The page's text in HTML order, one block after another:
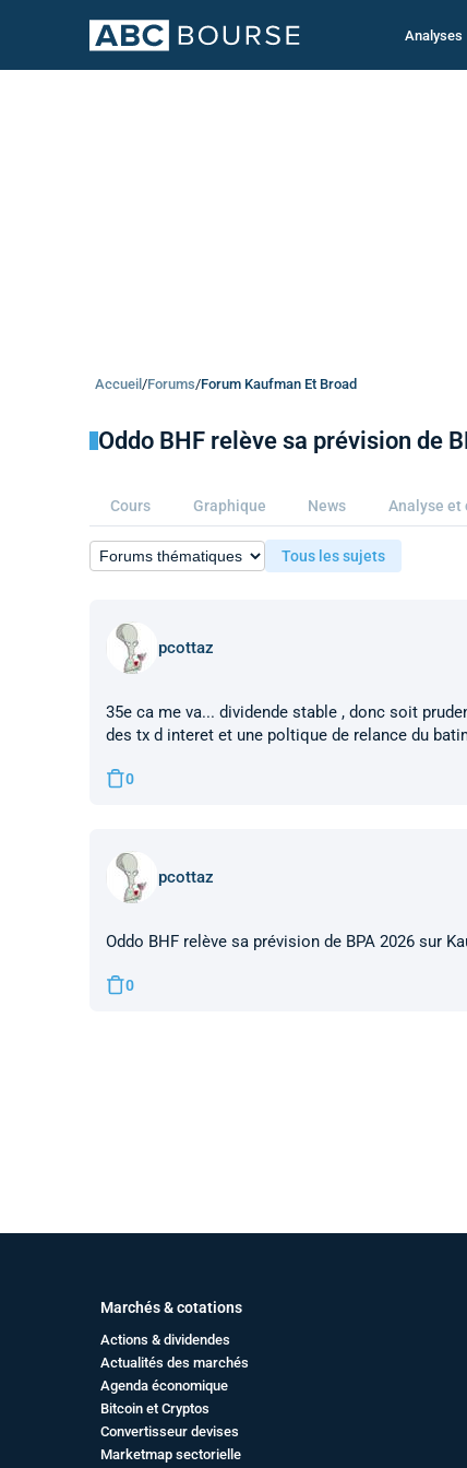
Analyses
Accueil /Forums/Forum Kaufman Et Broad
Oddo BHF relève sa prévision de
Cours Graphique News Analyse et
Tous les sujets
pcottaz
35e ca me va... dividende stable , donc soit
des tx d interet et une poltique de relance du
0
pcottaz
Oddo BHF relève sa prévision de BPA 2026 sur
0
Marchés & cotations
Actions & dividendes
Actualités des marchés
Agenda économique
Bitcoin et Cryptos
Convertisseur devises
Marketmap sectorielle